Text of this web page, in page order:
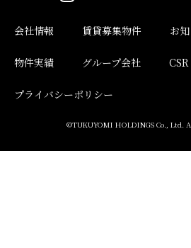
会社情報 賃貸募集物件 お
物件実績 グループ会社 CSR
プライバシーポリシー
©TUKUYOMI HOLDINGS Co., Ltd.